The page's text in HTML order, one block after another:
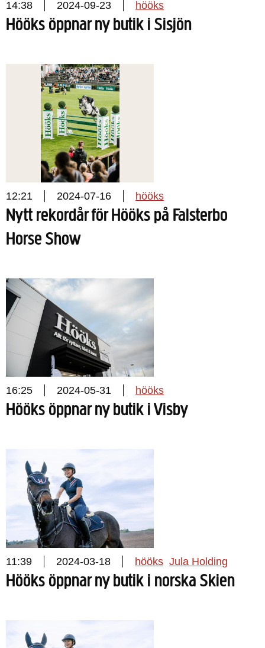
14:38 2024-09-23 hööks
Hööks öppnar ny butik i Sisjön
12:21 2024-07-16 hööks
Nytt rekordår för Hööks på Falsterbo
Horse Show
16:25 2024-05-31 hööks
Hööks öppnar ny butik i Visby
11:39 2024-03-18 hööks Jula Holding
Hööks öppnar ny butik i norska Skien